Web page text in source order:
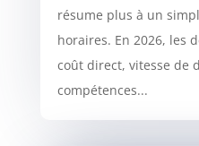
résume plus à un
horaires. En 2026, les
coût direct, vitesse de
compétences...